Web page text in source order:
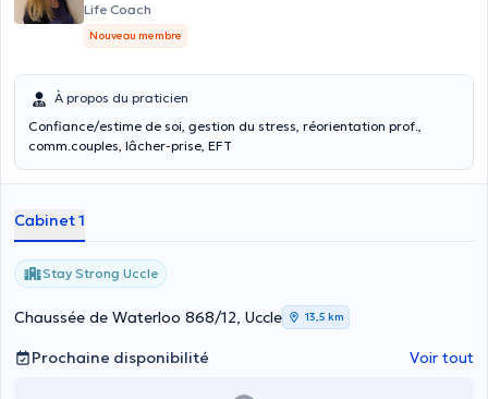
Life Coach
Nouveau membre
À propos du praticien
Confiance/estime de soi, gestion du stress, réorientation prof.,
comm.couples, lâcher-prise, EFT
Cabinet 1
Stay Strong Uccle
Chaussée de Waterloo 868/12, Uccle 13,5 km
Prochaine disponibilité Voir tout